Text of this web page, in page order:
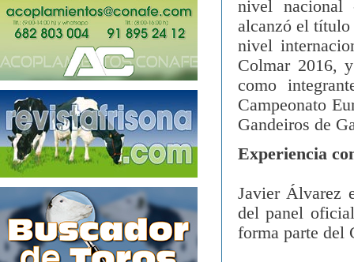
nivel nacional
alcanzó el título
nivel
Colmar 2016,
como
Campeonato
Gandeiros de
Experiencia
Javier Álvarez
del panel
forma parte del